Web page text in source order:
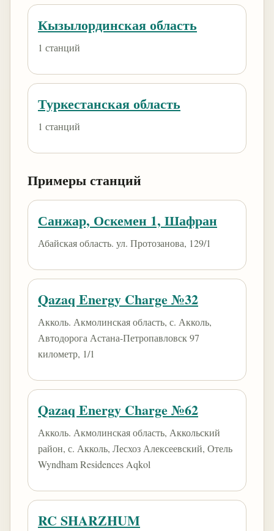
Кызылординская область
1 станций
Туркестанская область
1 станций
Примеры станций
Санжар, Оскемен 1, Шафран
Абайская область. ул. Протозанова, 129/1
Qazaq Energy Charge №32
Акколь. Акмолинская область, с. Акколь,
Автодорога Астана-Петропавловск 97
километр, 1/1
Qazaq Energy Charge №62
Акколь. Акмолинская область, Аккольский
район, с. Акколь, Лесхоз Алексеевский, Отель
Wyndham Residences Aqkol
RC SHARZHUM